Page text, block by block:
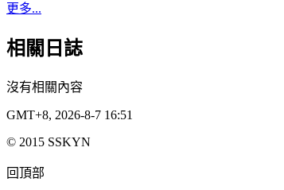
更多...
相關日誌
沒有相關內容
GMT+8, 2026-8-7 16:51
© 2015 SSKYN
回頂部